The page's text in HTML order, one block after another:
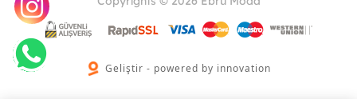
Geliştir - powered by innovation